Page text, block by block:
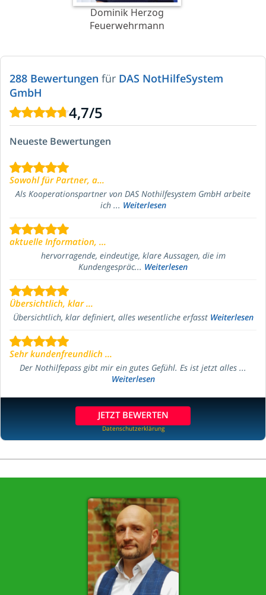
Dominik Herzog
Feuerwehrmann
288 Bewertungen für DAS NotHilfeSystem
GmbH
4,7/5
Neueste Bewertungen
Sowohl für Partner, a...
Als Kooperationspartner von DAS Nothilfesystem GmbH arbeite
ich ... Weiterlesen
aktuelle Information, ...
hervorragende, eindeutige, klare Aussagen, die im
Kundengespräc... Weiterlesen
Übersichtlich, klar ...
Übersichtlich, klar definiert, alles wesentliche erfasst Weiterlesen
Sehr kundenfreundlich ...
Der Nothilfepass gibt mir ein gutes Gefühl. Es ist jetzt alles ...
Weiterlesen
JETZT BEWERTEN
Datenschutzerklärung